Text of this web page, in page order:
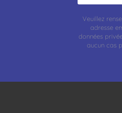
Veuillez
adresse
données
aucun cas